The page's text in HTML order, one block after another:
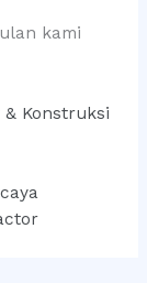
kami
Konstruksi